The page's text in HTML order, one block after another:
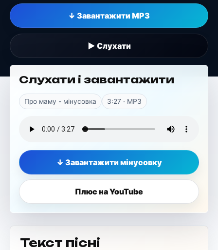
↓ Завантажити MP3
▶ Слухати
Слухати і завантажити
Про маму - мінусовка 3:27 · MP3
↓ Завантажити мінусовку
Плюс на YouTube
Текст пісні